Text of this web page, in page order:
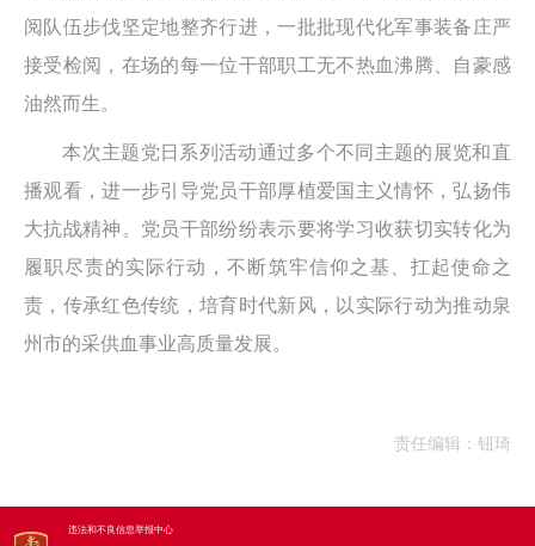
阅队伍步伐坚定地整齐行进，一批批现代化军事装备庄严
接受检阅，在场的每一位干部职工无不热血沸腾、自豪感
油然而生。
本次主题党日系列活动通过多个不同主题的展览和直
播观看，进一步引导党员干部厚植爱国主义情怀，弘扬伟
大抗战精神。党员干部纷纷表示要将学习收获切实转化为
履职尽责的实际行动，不断筑牢信仰之基、扛起使命之
责，传承红色传统，培育时代新风，以实际行动为推动泉
州市的采供血事业高质量发展。
责任编辑：钮琦
违法和不良信息举报中心